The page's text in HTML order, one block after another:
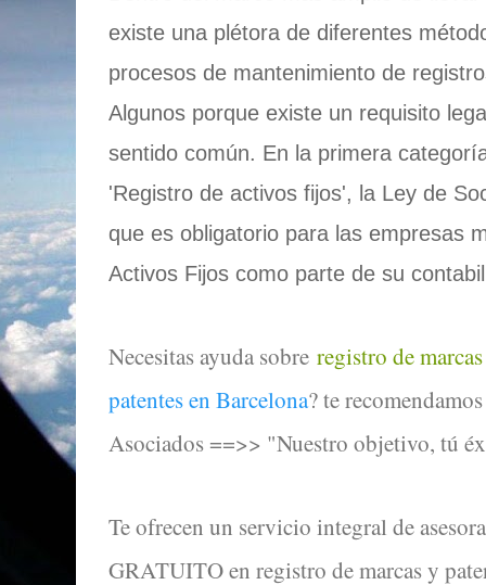
existe una plétora de diferentes
procesos de mantenimiento de
Algunos porque existe un requisito
sentido común. En la primera
'Registro de activos fijos', la Ley de
que es obligatorio para las empresas
Activos Fijos como parte de su
Necesitas ayuda sobre registro de
patentes en Barcelona? te
Asociados ==>> "Nuestro objetivo, tú
Te ofrecen un servicio integral de
GRATUITO en registro de marcas y